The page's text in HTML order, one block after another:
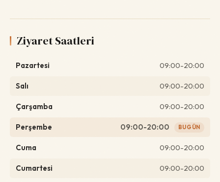
Ziyaret Saatleri
Pazartesi 09:00-20:00
Salı 09:00-20:00
Çarşamba 09:00-20:00
Perşembe 09:00-20:00 BUGÜN
Cuma 09:00-20:00
Cumartesi 09:00-20:00